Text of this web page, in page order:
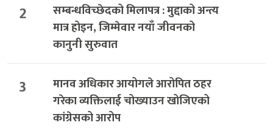
2
सम्बन्धविच्छेदको मिलापत्र : मुद्दाको अन्त्य
मात्र होइन, जिम्मेवार नयाँ जीवनको
कानुनी सुरुवात
3
मानव अधिकार आयोगले आरोपित ठहर
गरेका व्यक्तिलाई चोख्याउन खोजिएको
कांग्रेसको आरोप